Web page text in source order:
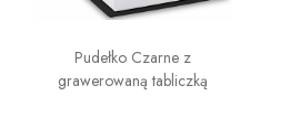
Pudełko Czarne z
grawerowaną tabliczką